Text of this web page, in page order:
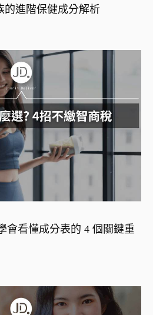
的進階保健成分解析
會看懂成分表的 4 個關鍵重